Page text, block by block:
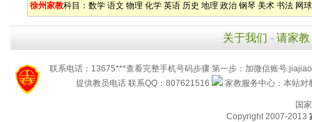
徐州家教科目： 数学 语文 物理 化学 英语 历史 地理 政治 钢琴 美术 书法 网球
关于我们 - 请家教
联系电话：13675***查看完整手机号码步骤 第一步：加微信账号
提供教员电话 联系QQ：807621516
家教服务中心：本站
国
Copyright 2007-2013